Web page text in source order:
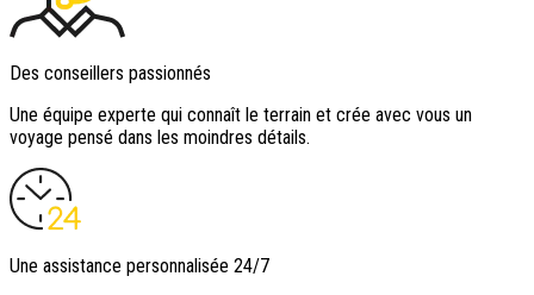
Des conseillers passionnés
Une équipe experte qui connaît le terrain et crée avec vous un
voyage pensé dans les moindres détails.
Une assistance personnalisée 24/7